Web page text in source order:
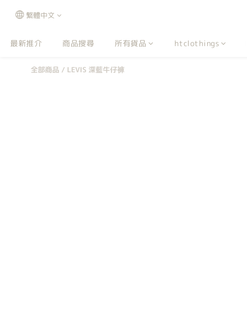
繁體中文
最新推介 商品搜尋 所有貨品 htclothings
全部商品 / LEVIS 深藍牛仔褲